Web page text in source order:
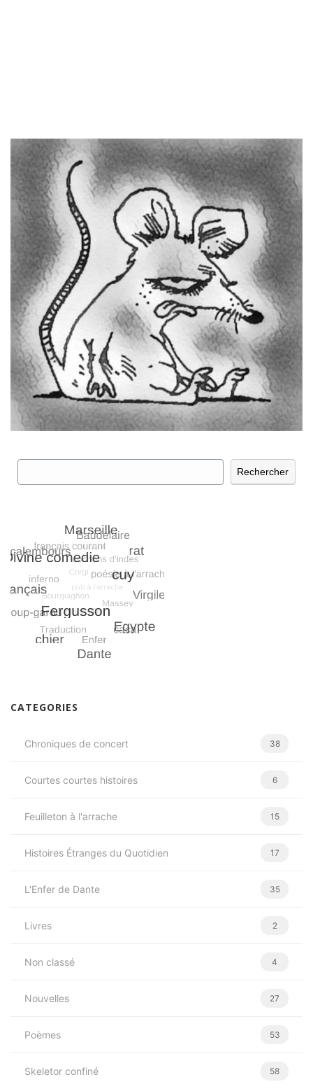
Rechercher
CATEGORIES
Chroniques de concert 38
Courtes courtes histoires 6
Feuilleton à l'arrache 15
Histoires Étranges du Quotidien 17
L'Enfer de Dante 35
Livres 2
Non classé 4
Nouvelles 27
Poèmes 53
Skeletor confiné 58